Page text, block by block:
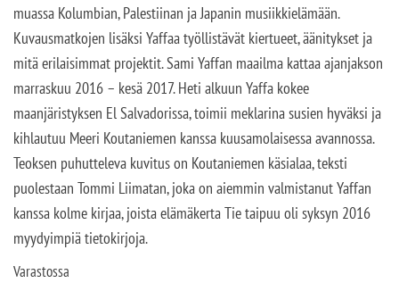
muassa Kolumbian, Palestiinan ja Japanin musiikkielämään.
Kuvausmatkojen lisäksi Yaffaa työllistävät kiertueet, äänitykset ja
mitä erilaisimmat projektit. Sami Yaffan maailma kattaa ajanjakson
marraskuu 2016 – kesä 2017. Heti alkuun Yaffa kokee
maanjäristyksen El Salvadorissa, toimii meklarina susien hyväksi ja
kihlautuu Meeri Koutaniemen kanssa kuusamolaisessa avannossa.
Teoksen puhutteleva kuvitus on Koutaniemen käsialaa, teksti
puolestaan Tommi Liimatan, joka on aiemmin valmistanut Yaffan
kanssa kolme kirjaa, joista elämäkerta Tie taipuu oli syksyn 2016
myydyimpiä tietokirjoja.
Varastossa